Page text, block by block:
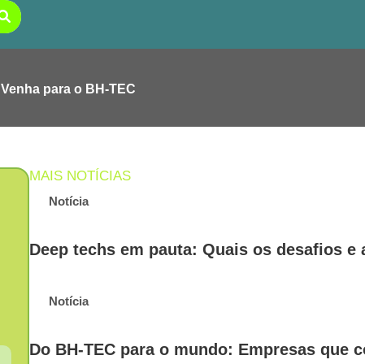
Venha para o BH-TEC
MAIS NOTÍCIAS
Notícia
Deep techs em pauta: Quais os desafios
Notícia
Do BH-TEC para o mundo: Empresas que